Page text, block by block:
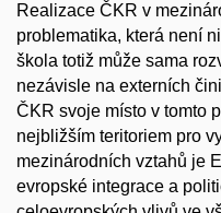
Realizace ČKR v
problematika, která není
škola totiž může sama
nezávisle na externích
ČKR svoje místo v tomto
nejbližším teritoriem pro
mezinárodních vztahů je
evropské integrace a